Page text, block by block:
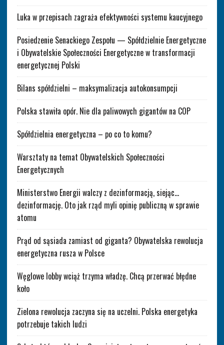
Luka w przepisach zagraża efektywności systemu kaucyjnego
Posiedzenie Senackiego Zespołu — Spółdzielnie Energetyczne
i Obywatelskie Społeczności Energetyczne w transformacji
energetycznej Polski
Bilans spółdzielni – maksymalizacja autokonsumpcji
Polska stawiła opór. Nie dla paliwowych gigantów na COP
Spółdzielnia energetyczna – po co to komu?
Warsztaty na temat Obywatelskich Społeczności
Energetycznych
Ministerstwo Energii walczy z dezinformacją, siejąc…
dezinformację. Oto jak rząd myli opinię publiczną w sprawie
atomu
Prąd od sąsiada zamiast od giganta? Obywatelska rewolucja
energetyczna rusza w Polsce
Węglowe lobby wciąż trzyma władzę. Chcą przerwać błędne
koło
Zielona rewolucja zaczyna się na uczelni. Polska energetyka
potrzebuje takich ludzi